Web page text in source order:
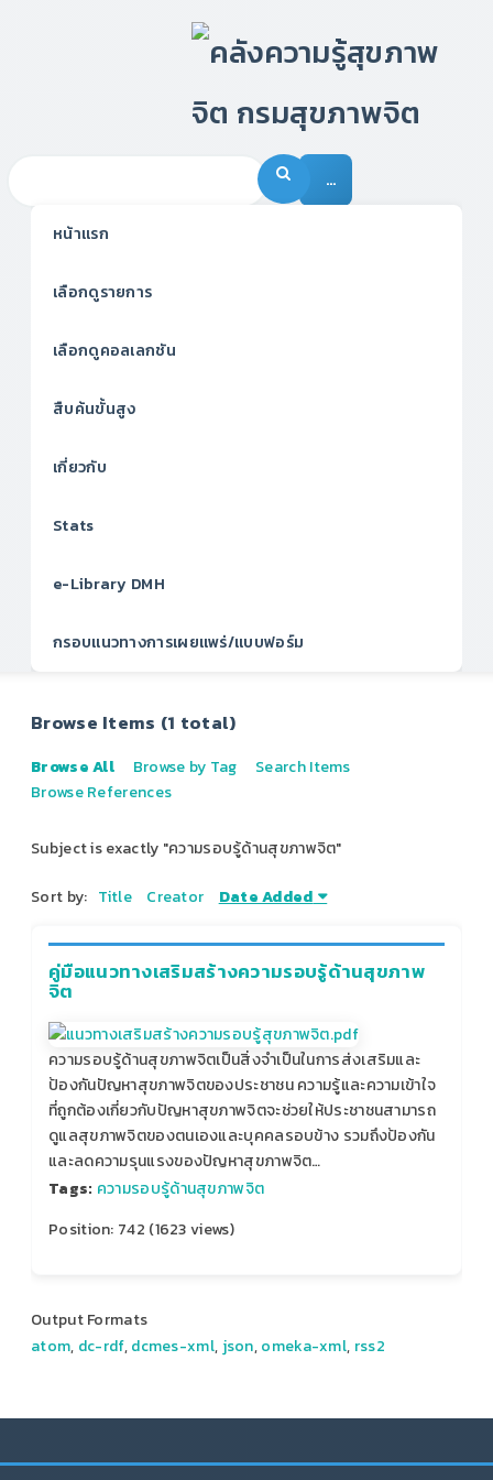
…
หน้าแรก
เลือกดูรายการ
เลือกดูคอลเลกชัน
สืบค้นขั้นสูง
เกี่ยวกับ
Stats
e-Library DMH
กรอบแนวทางการเผยแพร่/แบบฟอร์ม
Browse Items (1 total)
Browse All Browse by Tag
Search Items
Browse References
Subject is exactly "ความรอบรู้ด้านสุขภาพจิต"
Sort by: Title Creator Date Added
คู่มือแนวทางเสริมสร้างความรอบรู้ด้านสุขภาพ
จิต
ความรอบรู้ด้านสุขภาพจิตเป็นสิ่งจำเป็นในการส่งเสริมและ
ป้องกันปัญหาสุขภาพจิตของประชาชน ความรู้และความเข้าใจ
ที่ถูกต้องเกี่ยวกับปัญหาสุขภาพจิตจะช่วยให้ประชาชนสามารถ
ดูแลสุขภาพจิตของตนเองและบุคคลรอบข้าง รวมถึงป้องกัน
และลดความรุนแรงของปัญหาสุขภาพจิต…
Tags: ความรอบรู้ด้านสุขภาพจิต
Position: 742 (1623views)
Output Formats
atom, dc-rdf,dcmes-xml, json,omeka-xml, rss2